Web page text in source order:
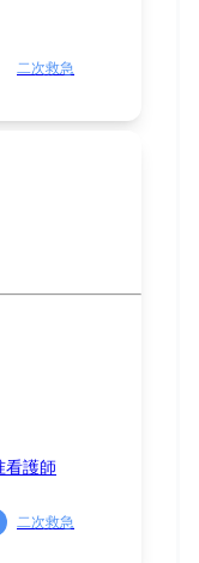
二次救急
看護師
二次救急